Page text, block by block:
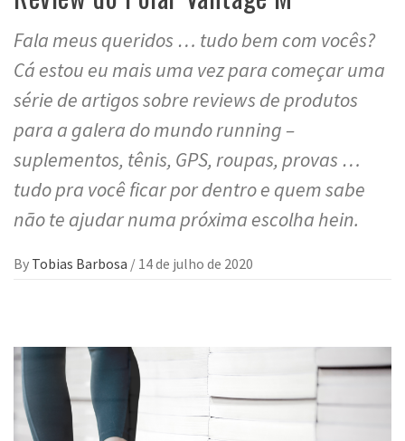
Fala meus queridos … tudo bem com vocês?
Cá estou eu mais uma vez para começar uma
série de artigos sobre reviews de produtos
para a galera do mundo running –
suplementos, tênis, GPS, roupas, provas …
tudo pra você ficar por dentro e quem sabe
não te ajudar numa próxima escolha hein.
By Tobias Barbosa / 14 de julho de 2020